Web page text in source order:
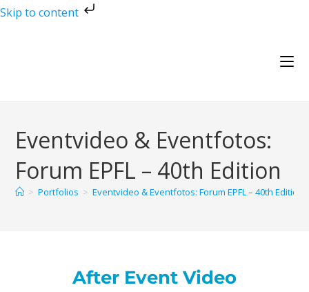
Skip to content
Eventvideo & Eventfotos:
Forum EPFL – 40th Edition
> Portfolios > Eventvideo & Eventfotos: Forum EPFL – 40th Edition
After Event Video